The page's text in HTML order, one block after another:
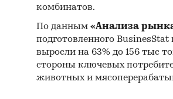
комбинатов.
По данным «Анализа
подготовленного BusinesStat
выросли на 63% до 156 тыс
стороны ключевых
животных и